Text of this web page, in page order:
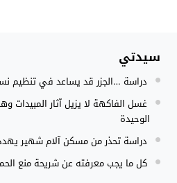
22:08
15:54 مجلس الحكومة يصادق على
سيدتي
دراسة …الجزر قد يساعد في تنظيم
غسل الفاكهة لا يزيل آثار المبيدات
الوحيدة
دراسة تحذر من مسكن آلام شهير
كل ما يجب معرفته عن شريحة منع